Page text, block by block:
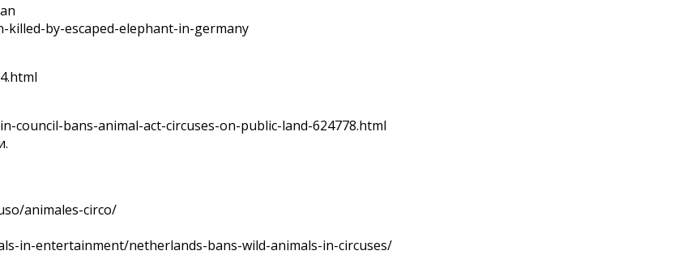
by-escaped-elephant-in-germany
bans-animal-act-circuses-on-public-land-624778.html
animales-circo/
in-entertainment/netherlands-bans-wild-animals-in-circuses/